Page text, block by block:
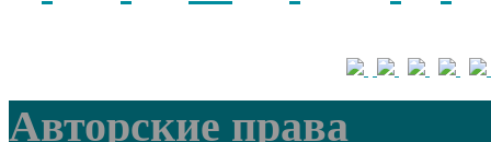
Авторские права